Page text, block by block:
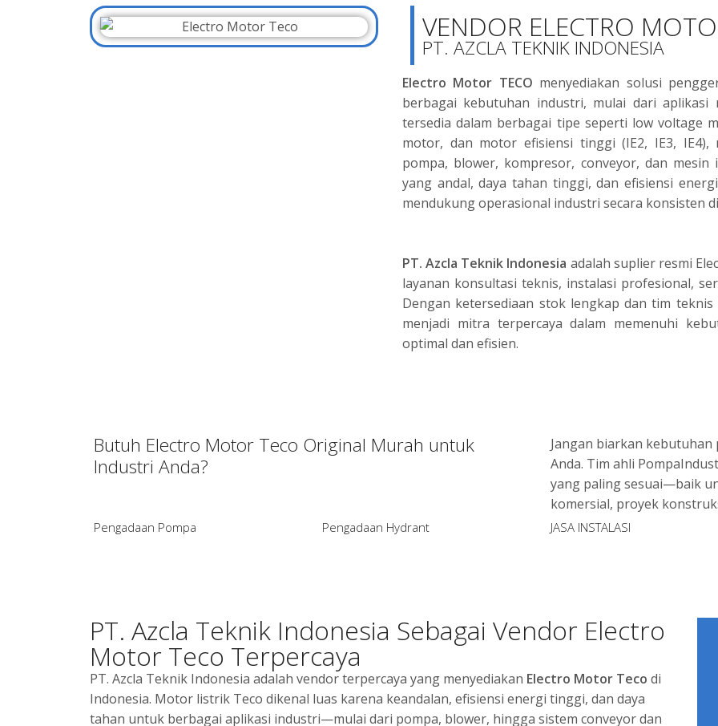
VENDOR ELECTRO
PT. AZCLA TEKNIK INDONESIA
Electro Motor TECO menyediakan solusi
berbagai kebutuhan industri, mulai dari
tersedia dalam berbagai tipe seperti low voltage
motor, dan motor efisiensi tinggi (IE2, IE3,
pompa, blower, kompresor, conveyor, dan
yang andal, daya tahan tinggi, dan efisiensi
mendukung operasional industri secara konsisten
PT. Azcla Teknik Indonesia adalah suplier resmi
layanan konsultasi teknis, instalasi profesional,
Dengan ketersediaan stok lengkap dan tim
menjadi mitra terpercaya dalam memenuhi
optimal dan efisien.
Butuh Electro Motor Teco Original Murah untuk
Industri Anda?
Jangan biarkan
Anda. Tim ahli
yang paling sesuai—baik
komersial, proyek
Pengadaan Pompa Pengadaan Hydrant JASA INSTALASI
PT. Azcla Teknik Indonesia Sebagai Vendor Electro
Motor Teco Terpercaya
PT. Azcla Teknik Indonesia adalah vendor terpercaya yang menyediakan Electro Motor Teco di
Indonesia. Motor listrik Teco dikenal luas karena keandalan, efisiensi energi tinggi, dan daya
tahan untuk berbagai aplikasi industri—mulai dari pompa, blower, hingga sistem conveyor dan